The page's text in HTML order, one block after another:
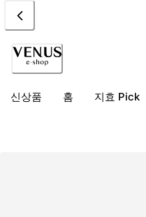
신상품 홈 지효 Pick